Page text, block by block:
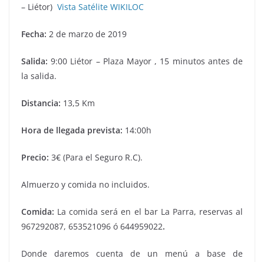
– Liétor) Vista Satélite WIKILOC
Fecha: 2 de marzo de 2019
Salida: 9:00 Liétor – Plaza Mayor , 15 minutos antes de
la salida.
Distancia: 13,5 Km
Hora de llegada prevista: 14:00h
Precio: 3€ (Para el Seguro R.C).
Almuerzo y comida no incluidos.
Comida: La comida será en el bar La Parra, reservas al
967292087, 653521096 ó 644959022.
Donde daremos cuenta de un menú a base de